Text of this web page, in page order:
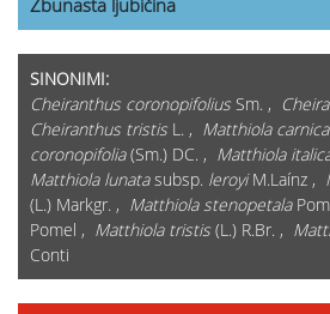
Žbunasta ljubičina
SINONIMI:
Cheiranthus coronopifolius Sm. ,
Cheiranthus tristis L. , Matthiola carnica
coronopifolia(Sm.) DC. , Matthiola
Matthiola lunatasubsp. leroyiM.Laínz ,
(L.) Markgr. , Matthiola stenopetala
Pomel , Matthiola tristis (L.) R.Br. ,
Conti